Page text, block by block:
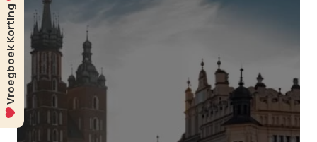
Vroegboek Korting